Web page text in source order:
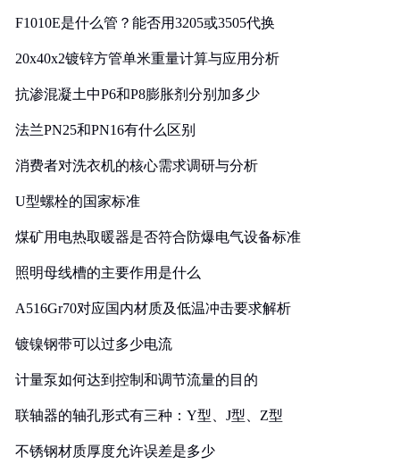
F1010E是什么管？能否用3205或3505代换
20x40x2镀锌方管单米重量计算与应用分析
抗渗混凝土中P6和P8膨胀剂分别加多少
法兰PN25和PN16有什么区别
消费者对洗衣机的核心需求调研与分析
U型螺栓的国家标准
煤矿用电热取暖器是否符合防爆电气设备标准
照明母线槽的主要作用是什么
A516Gr70对应国内材质及低温冲击要求解析
镀镍钢带可以过多少电流
计量泵如何达到控制和调节流量的目的
联轴器的轴孔形式有三种：Y型、J型、Z型
不锈钢材质厚度允许误差是多少